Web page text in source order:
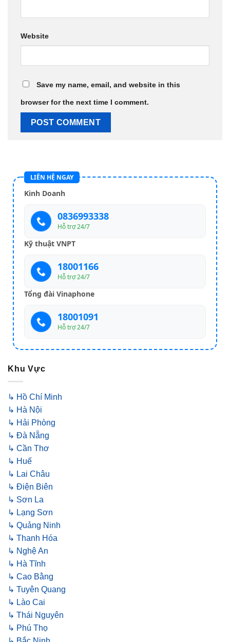
Website
Save my name, email, and website in this
browser for the next time I comment.
LIÊN HỆ NGAY
Kinh Doanh
0836993338
Hỗ trợ 24/7
Kỹ thuật VNPT
18001166
Hỗ trợ 24/7
Tổng đài Vinaphone
18001091
Hỗ trợ 24/7
Khu Vực
↳ Hồ Chí Minh
↳ Hà Nội
↳ Hải Phòng
↳ Đà Nẵng
↳ Cần Thơ
↳ Huế
↳ Lai Châu
↳ Điện Biên
↳ Sơn La
↳ Lạng Sơn
↳ Quảng Ninh
↳ Thanh Hóa
↳ Nghệ An
↳ Hà Tĩnh
↳ Cao Bằng
↳ Tuyên Quang
↳ Lào Cai
↳ Thái Nguyên
↳ Phú Thọ